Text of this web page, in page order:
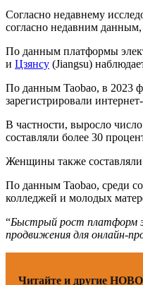
Согласно недавнему
согласно недавним
По данным платформы
и Цзянсу (Jiangsu)
По данным Taobao, в 2023
зарегистрировали
В частности, выросло
составляли более 30
Женщины также
По данным Taobao, среди
колледжей и молодых
“Быстрый рост платформ
продвижения для онлайн-
Читайте и другие